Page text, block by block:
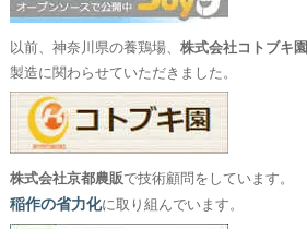
以前、神奈川県の養鶏場、 株式会社コトブキ園
製造に関わらせていただきました。
株式会社京都農販で技術顧問をしています。
稲作の省力化に取り組んでいます。